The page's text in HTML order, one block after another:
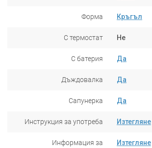
Форма Кръгъл
С термостат Не
С батерия Да
Дъждовалка Да
Сапунерка Да
Инструкция за употреба Изтегляне
Информация за Изтегляне